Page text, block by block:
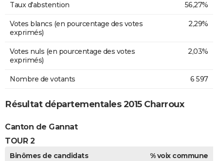
Taux d'abstention 56,27%
Votes blancs (en pourcentage des votes
exprimés)
2,29%
Votes nuls (en pourcentage des votes
exprimés)
2,03%
Nombre de votants 6 597
Résultat départementales 2015 Charroux
Canton de Gannat
TOUR 2
Binômes de candidats
% voix commune